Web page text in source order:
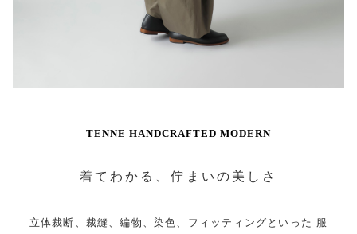
TENNE HANDCRAFTED MODERN
着てわかる、佇まいの美しさ
立体裁断、裁縫、編物、染色、フィッティングといった 服